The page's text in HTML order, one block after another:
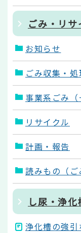
ごみ・リサ
お知らせ
ごみ収集・処
事業系ごみ（
リサイクル
計画・報告
読みもの（ご
し尿・浄化
浄化槽の強